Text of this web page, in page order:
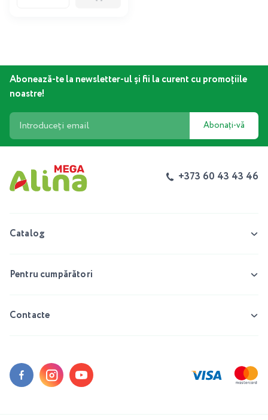
Abonează-te la newsletter-ul și fii la curent cu promoțiile
noastre!
Abonați-vă
+373 60 43 43 46
Catalog
Pentru cumpărători
Contacte